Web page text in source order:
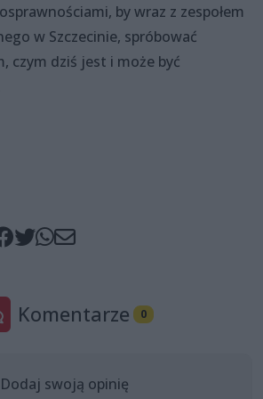
by wraz z zespołem
w Szczecinie, spróbować
czym dziś jest i może być
Komentarze 0
Dodaj swoją opinię